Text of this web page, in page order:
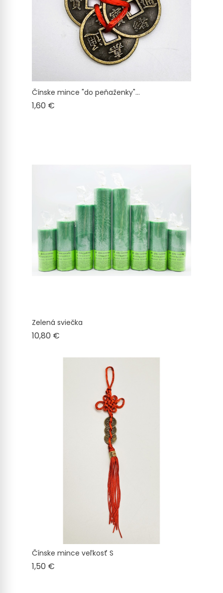
Čínske mince "do peňaženky"...
1,60 €
Zelená sviečka
10,80 €
Čínske mince veľkosť S
1,50 €